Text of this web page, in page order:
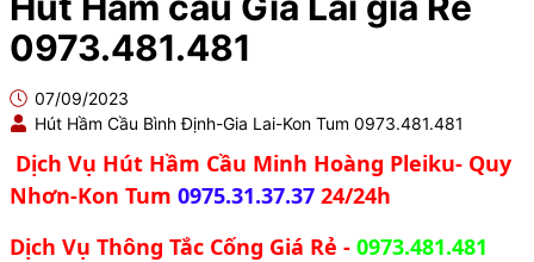
0973.481.481
07/09/2023
Hút Hầm Cầu Bình Định-Gia Lai-Kon Tum 0973.481.481
Dịch Vụ Hút Hầm Cầu Minh Hoàng Pleiku- Quy
Nhơn-Kon Tum 0975.31.37.37 24/24h
Dịch Vụ Thông Tắc Cống Giá Rẻ - 0973.481.481